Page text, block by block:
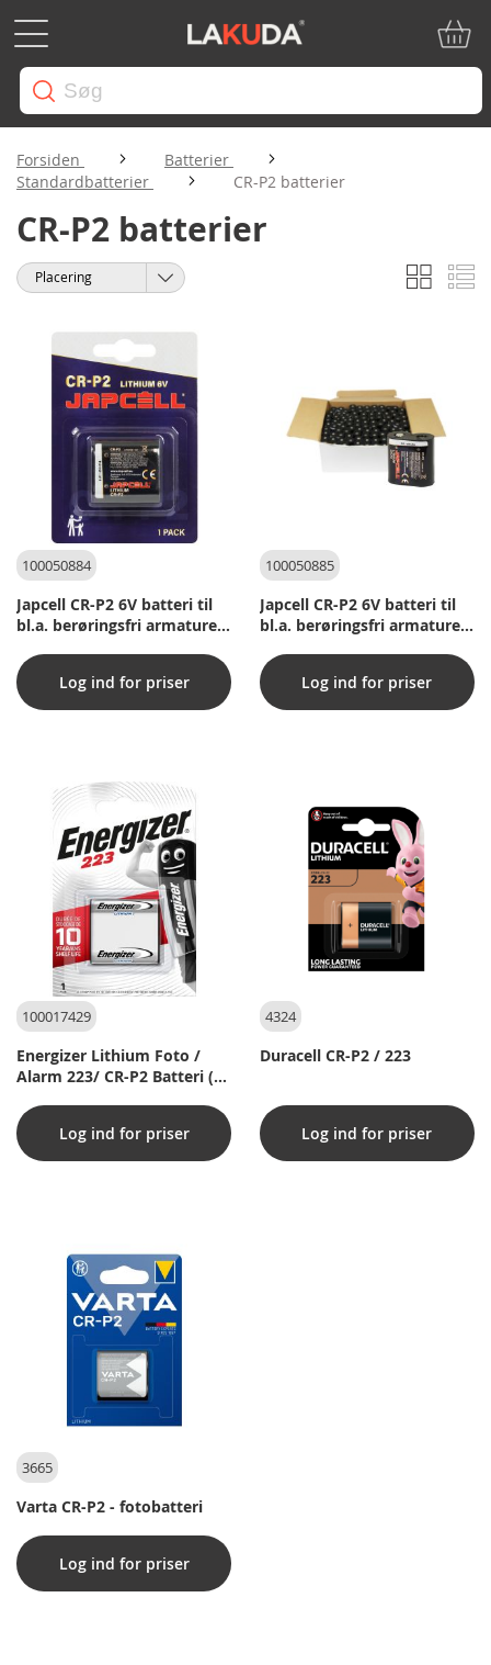
Forsiden
Batterier
Standardbatterier
CR-P2 batterier
CR-P2 batterier
Vis
som
Gitter
Sorter
100050884
Japcell CR-P2 6V batteri til
bl.a. berøringsfri armaturer
Log ind for priser
100050885
Japcell CR-P2 6V batteri til
bl.a. berøringsfri armaturer
Log ind for priser
100017429
Energizer Lithium Foto /
Alarm 223/ CR-P2 Batteri (1
Log ind for priser
4324
Duracell CR-P2 / 223
Log ind for priser
3665
Varta CR-P2 - fotobatteri
Log ind for priser